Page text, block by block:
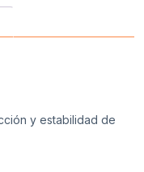
y estabilidad de